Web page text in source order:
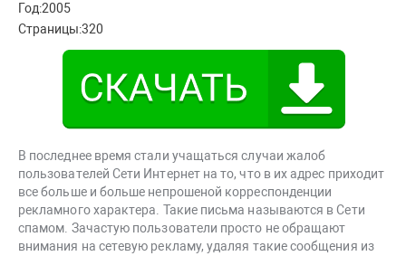
Год:2005
Страницы:320
В последнее время стали учащаться случаи жалоб
пользователей Сети Интернет на то, что в их адрес приходит
все больше и больше непрошеной корреспонденции
рекламного характера. Такие письма называются в Сети
спамом. Зачастую пользователи просто не обращают
внимания на сетевую рекламу, удаляя такие сообщения из